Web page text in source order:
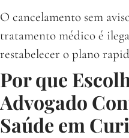
O cancelamento sem
tratamento médico é
restabelecer o plano
Por que
Advogado
Saúde em